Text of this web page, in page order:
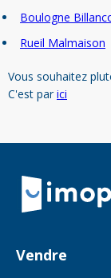
Boulogne
Rueil Malmaison
Vous souhaitez
C'est parici
Retour à la
Vendre